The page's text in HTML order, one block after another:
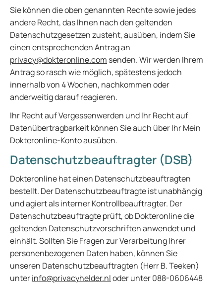
Sie können die oben genannten Rechte sowie jedes
andere Recht, das Ihnen nach den geltenden
Datenschutzgesetzen zusteht, ausüben, indem Sie
einen entsprechenden Antrag an
privacy@dokteronline.com senden. Wir werden Ihrem
Antrag so rasch wie möglich, spätestens jedoch
innerhalb von 4 Wochen, nachkommen oder
anderweitig darauf reagieren.
Ihr Recht auf Vergessenwerden und Ihr Recht auf
Datenübertragbarkeit können Sie auch über Ihr Mein
Dokteronline-Konto ausüben.
Datenschutzbeauftragter (DSB)
Dokteronline hat einen Datenschutzbeauftragten
bestellt. Der Datenschutzbeauftragte ist unabhängig
und agiert als interner Kontrollbeauftragter. Der
Datenschutzbeauftragte prüft, ob Dokteronline die
geltenden Datenschutzvorschriften anwendet und
einhält. Sollten Sie Fragen zur Verarbeitung Ihrer
personenbezogenen Daten haben, können Sie
unseren Datenschutzbeauftragten (Herr B. Teeken)
unterinfo@privacyhelder.nloder unter 088-0606448